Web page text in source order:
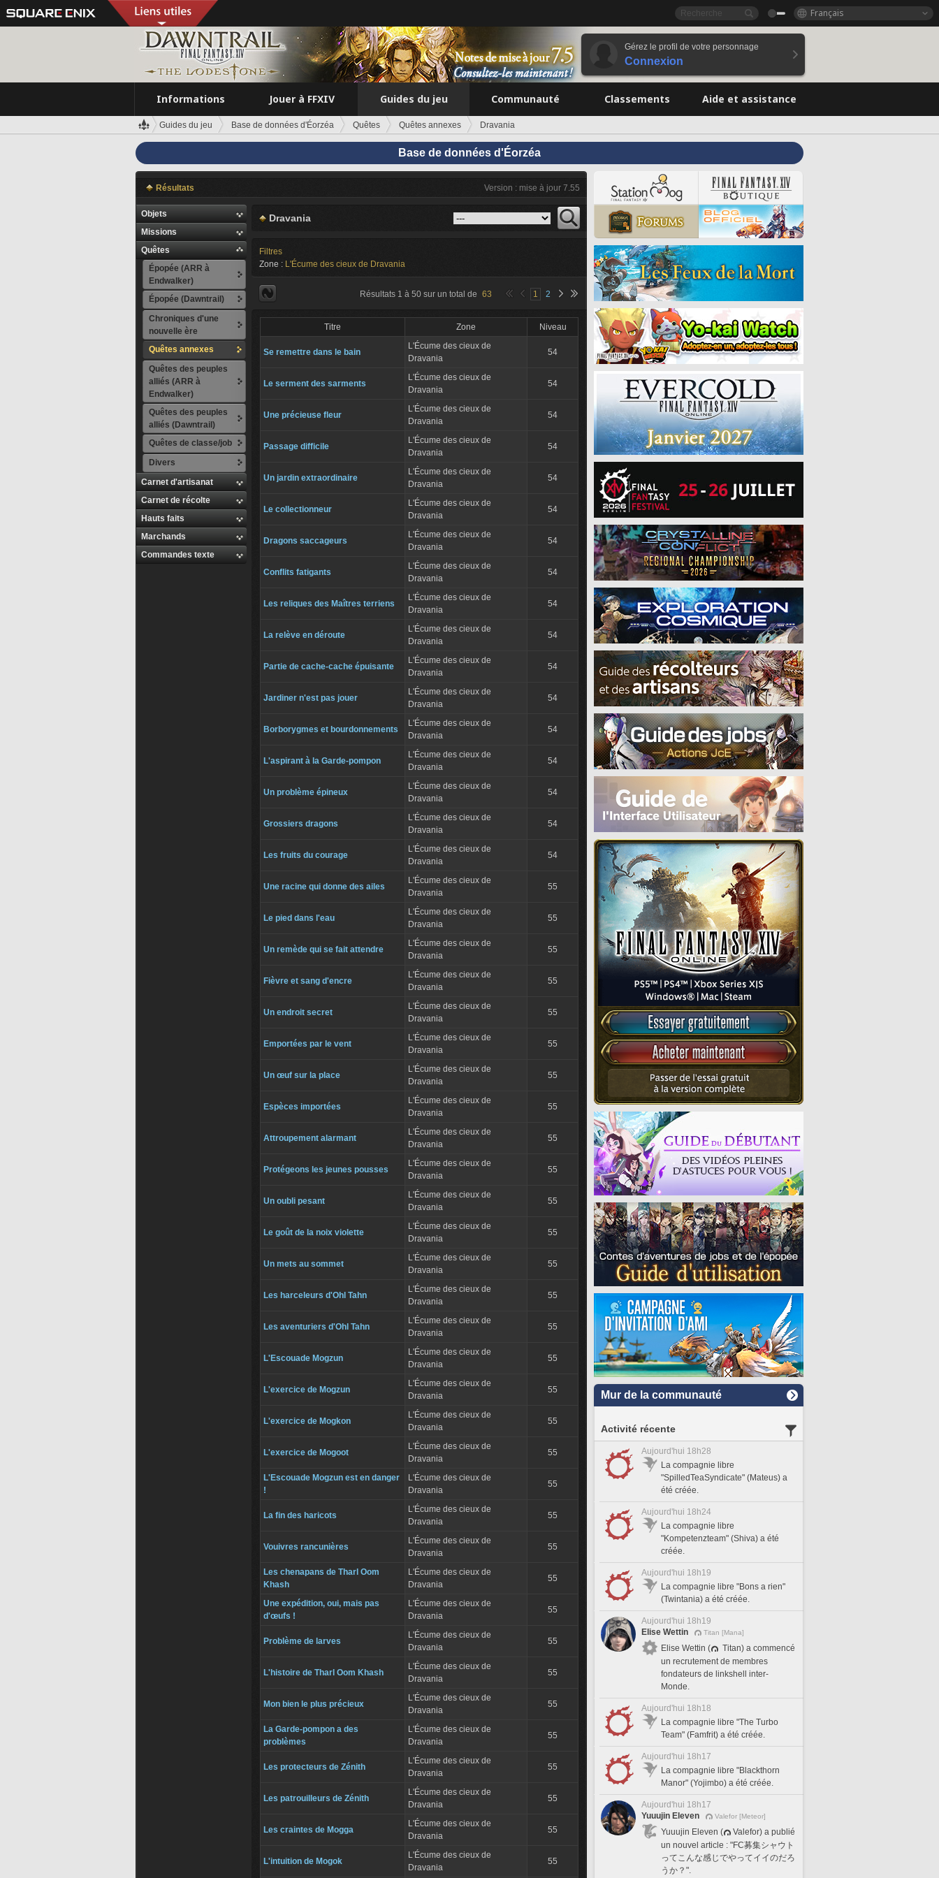
Français
Gérez le profil de votre personnage
Connexion
Informations Jouer à FFXIV Guides du jeu Communauté Classements Aide et assistance
Guides du jeu Base de données d'Éorzéa Quêtes Quêtes annexes Dravania
Base de données d'Éorzéa
Résultats Version : mise à jour 7.55
Objets
Missions
Quêtes
Épopée (ARR à
Endwalker)
Épopée (Dawntrail)
Chroniques d'une
nouvelle ère
Quêtes annexes
Quêtes des peuples
alliés (ARR à
Endwalker)
Quêtes des peuples
alliés (Dawntrail)
Quêtes de classe/job
Divers
Carnet d'artisanat
Carnet de récolte
Hauts faits
Marchands
Commandes texte
Dravania
Filtres
Zone : L'Écume des cieux de Dravania
Résultats 1 à 50 sur un total de 63 1 2
Titre Zone Niveau
Se remettre dans le bain
L'Écume des cieux de
Dravania
54
Le serment des sarments
L'Écume des cieux de
Dravania
54
Une précieuse fleur
L'Écume des cieux de
Dravania
54
Passage difficile
L'Écume des cieux de
Dravania
54
Un jardin extraordinaire
L'Écume des cieux de
Dravania
54
Le collectionneur
L'Écume des cieux de
Dravania
54
Dragons saccageurs
L'Écume des cieux de
Dravania
54
Conflits fatigants
L'Écume des cieux de
Dravania
54
Les reliques des Maîtres terriens
L'Écume des cieux de
Dravania
54
La relève en déroute
L'Écume des cieux de
Dravania
54
Partie de cache-cache épuisante
L'Écume des cieux de
Dravania
54
Jardiner n'est pas jouer
L'Écume des cieux de
Dravania
54
Borborygmes et bourdonnements
L'Écume des cieux de
Dravania
54
L'aspirant à la Garde-pompon
L'Écume des cieux de
Dravania
54
Un problème épineux
L'Écume des cieux de
Dravania
54
Grossiers dragons
L'Écume des cieux de
Dravania
54
Les fruits du courage
L'Écume des cieux de
Dravania
54
Une racine qui donne des ailes
L'Écume des cieux de
Dravania
55
Le pied dans l'eau
L'Écume des cieux de
Dravania
55
Un remède qui se fait attendre
L'Écume des cieux de
Dravania
55
Fièvre et sang d'encre
L'Écume des cieux de
Dravania
55
Un endroit secret
L'Écume des cieux de
Dravania
55
Emportées par le vent
L'Écume des cieux de
Dravania
55
Un œuf sur la place
L'Écume des cieux de
Dravania
55
Espèces importées
L'Écume des cieux de
Dravania
55
Attroupement alarmant
L'Écume des cieux de
Dravania
55
Protégeons les jeunes pousses
L'Écume des cieux de
Dravania
55
Un oubli pesant
L'Écume des cieux de
Dravania
55
Le goût de la noix violette
L'Écume des cieux de
Dravania
55
Un mets au sommet
L'Écume des cieux de
Dravania
55
Les harceleurs d'Ohl Tahn
L'Écume des cieux de
Dravania
55
Les aventuriers d'Ohl Tahn
L'Écume des cieux de
Dravania
55
L'Escouade Mogzun
L'Écume des cieux de
Dravania
55
L'exercice de Mogzun
L'Écume des cieux de
Dravania
55
L'exercice de Mogkon
L'Écume des cieux de
Dravania
55
L'exercice de Mogoot
L'Écume des cieux de
Dravania
55
L'Escouade Mogzun est en danger
!
L'Écume des cieux de
Dravania
55
La fin des haricots
L'Écume des cieux de
Dravania
55
Vouivres rancunières
L'Écume des cieux de
Dravania
55
Les chenapans de Tharl Oom
Khash
L'Écume des cieux de
Dravania
55
Une expédition, oui, mais pas
d'œufs !
L'Écume des cieux de
Dravania
55
Problème de larves
L'Écume des cieux de
Dravania
55
L'histoire de Tharl Oom Khash
L'Écume des cieux de
Dravania
55
Mon bien le plus précieux
L'Écume des cieux de
Dravania
55
La Garde-pompon a des
problèmes
L'Écume des cieux de
Dravania
55
Les protecteurs de Zénith
L'Écume des cieux de
Dravania
55
Les patrouilleurs de Zénith
L'Écume des cieux de
Dravania
55
Les craintes de Mogga
L'Écume des cieux de
Dravania
55
L'intuition de Mogok
L'Écume des cieux de
Dravania
55
Mur de la communauté
Activité récente
Aujourd'hui 18h28
La compagnie libre
"SpilledTeaSyndicate" (Mateus) a
été créée.
Aujourd'hui 18h24
La compagnie libre
"Kompetenzteam" (Shiva) a été
créée.
Aujourd'hui 18h19
La compagnie libre "Bons a rien"
(Twintania) a été créée.
Aujourd'hui 18h19
Elise Wettin
Titan [Mana]
Elise Wettin (
Titan) a commencé
un recrutement de membres
fondateurs de linkshell inter-
Monde.
Aujourd'hui 18h18
La compagnie libre "The Turbo
Team" (Famfrit) a été créée.
Aujourd'hui 18h17
La compagnie libre "Blackthorn
Manor" (Yojimbo) a été créée.
Aujourd'hui 18h17
Yuuujin Eleven
Valefor [Meteor]
Yuuujin Eleven (
Valefor) a publié
un nouvel article : "FC募集シャウト
ってこんな感じでやってイイのだろ
うか？".